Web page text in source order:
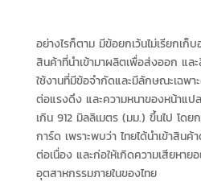
อย่างไรก็ตาม มีข้อยกเว้นไม่เรียกเก็
สินค้าที่นำเข้ามาผลิตเพื่อส่งออก แล
ใช้งานที่มีข้อจำกัดและมีลักษณะเฉพ
ต่อแรงดึง และความหนาของหน้าแ
เกิน 912 มิลลิเมตร (มม.) ขึ้นไป โดย
การ์ด เพราะพบว่า ไทยได้นำเข้าสิน
ต่อเนื่อง และก่อให้เกิดความเสียหาย
อุตสาหกรรมภายในของไทย